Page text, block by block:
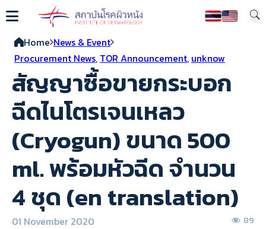
Home News & Event
Procurement News, TOR Announcement, unknow
สัญญาซื้อขายกระบอก
ฉีดไนโตรเจนเหลว
(Cryogun) ขนาด 500
ml. พร้อมหัวฉีด จำนวน
4 ชุด (en translation)
01 November 2020 89